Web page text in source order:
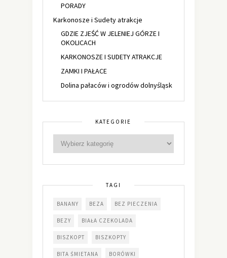
PORADY
Karkonosze i Sudety atrakcje
GDZIE ZJEŚĆ W JELENIEJ GÓRZE I
OKOLICACH
KARKONOSZE I SUDETY ATRAKCJE
ZAMKI I PAŁACE
Dolina pałaców i ogrodów dolnyśląsk
KATEGORIE
TAGI
BANANY BEZA BEZ PIECZENIA
BEZY BIAŁA CZEKOLADA
BISZKOPT BISZKOPTY
BITA ŚMIETANA BORÓWKI